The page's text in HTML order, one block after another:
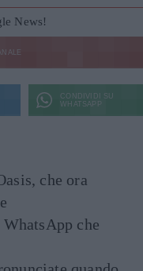
News!
CONDIVIDI SU
WHATSAPP
che ora
che